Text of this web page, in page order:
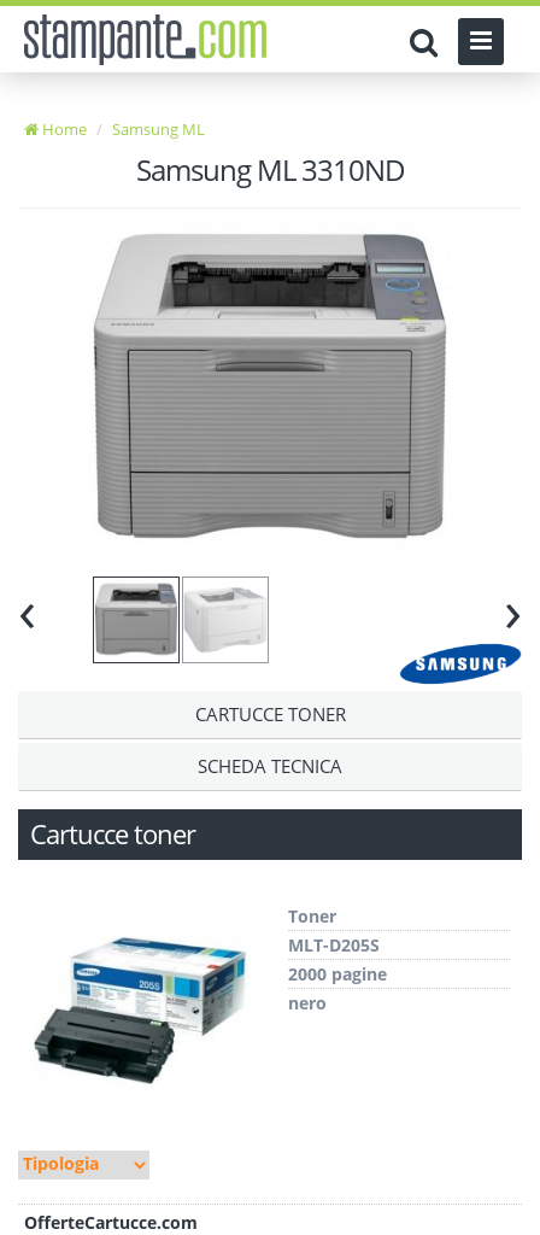
Home Samsung ML
Samsung ML 3310ND
‹ ›
CARTUCCE TONER
SCHEDA TECNICA
Cartucce toner
Toner
MLT-D205S
2000 pagine
nero
OfferteCartucce.com